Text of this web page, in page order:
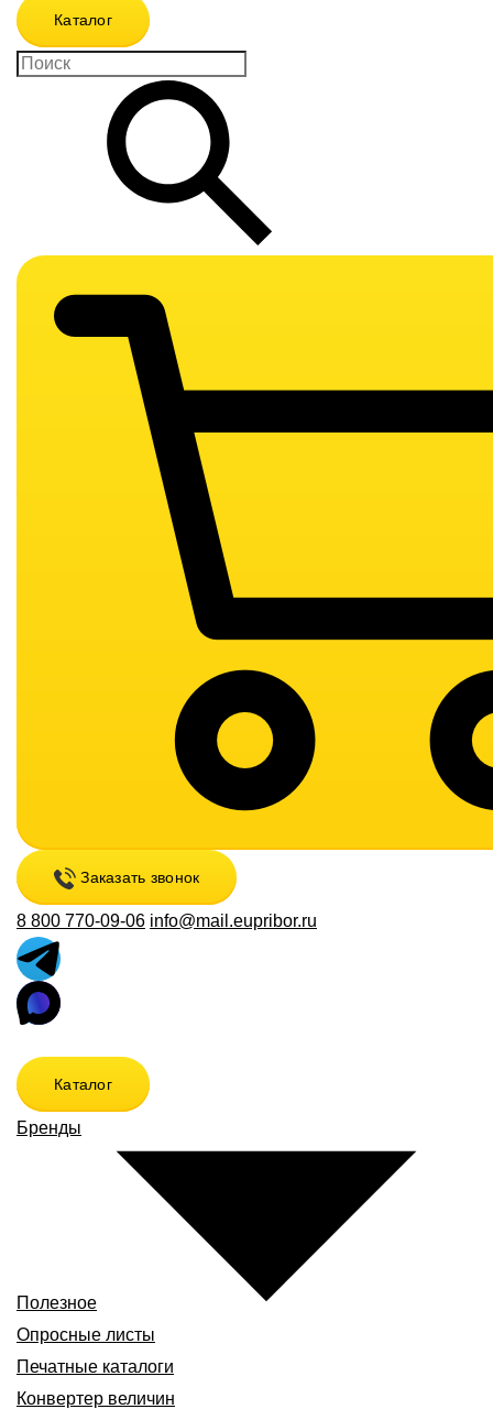
Каталог
Заказать звонок
8 800 770-09-06 info@mail.eupribor.ru
Каталог
Бренды
Полезное
Опросные листы
Печатные каталоги
Конвертер величин